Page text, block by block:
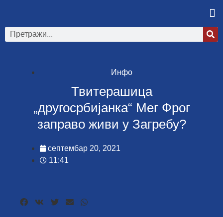
Инфо
Твитерашица
„другосрбијанка“ Мег Фрог
заправо живи у Загребу?
септембар 20, 2021
11:41